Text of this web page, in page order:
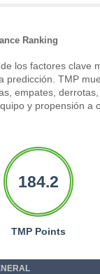
Ranking
los factores clave
predicción. TMP
empates,
y propensión a
184.2
TMP Points